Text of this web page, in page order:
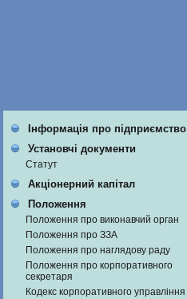
Інформація про підприємство
Установчі документи
Статут
Акціонерний капітал
Положення
Положення про виконавчий орган
Положення про ЗЗА
Положення про наглядову раду
Положення про корпоративного
секретаря
Кодекс корпоративного управління